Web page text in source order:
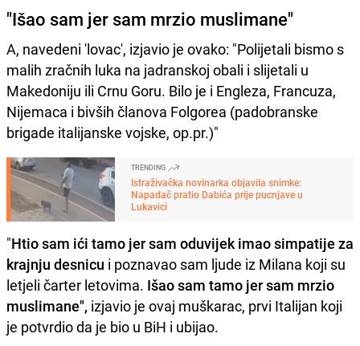
"Išao sam jer sam mrzio muslimane"
A, navedeni 'lovac', izjavio je ovako: "Polijetali bismo s
malih zračnih luka na jadranskoj obali i slijetali u
Makedoniju ili Crnu Goru. Bilo je i Engleza, Francuza,
Nijemaca i bivših članova Folgorea (padobranske
brigade italijanske vojske, op.pr.)"
TRENDING
Istraživačka novinarka objavila snimke:
Napadač pratio Dabića prije pucnjave u
Lukavici
"Htio sam ići tamo jer sam oduvijek imao simpatije za
krajnju desnicu i poznavao sam ljude iz Milana koji su
letjeli čarter letovima. Išao sam tamo jer sam mrzio
muslimane", izjavio je ovaj muškarac, prvi Italijan koji
je potvrdio da je bio u BiH i ubijao.